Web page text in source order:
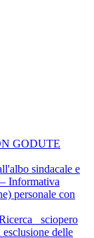
GODUTE
sindacale e
Informativa
personale con
sciopero
delle